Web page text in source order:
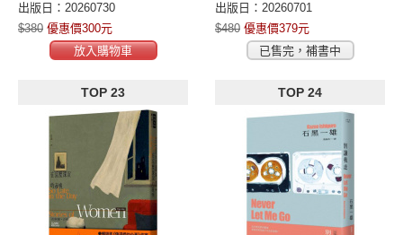
出版日：20260730
$380 優惠價300元
放入購物車
出版日：20260701
$480 優惠價379元
已售完，補書中
TOP 23 TOP 24